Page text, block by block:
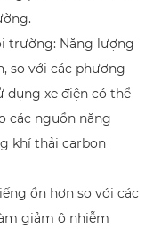
trường: Năng lượng
so với các phương
dụng xe điện có thể
các nguồn năng
khí thải carbon
ồn hơn so với các
giảm ô nhiễm